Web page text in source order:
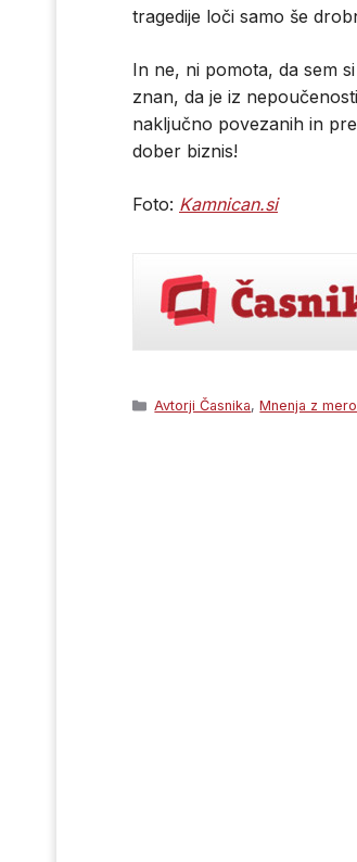
tragedije loči samo še
In ne, ni pomota, da sem
znan, da je iz
naključno povezanih in
dober biznis!
Foto: Kamnican.si
Categories
Avtorji Časnika,Mnenja z mero